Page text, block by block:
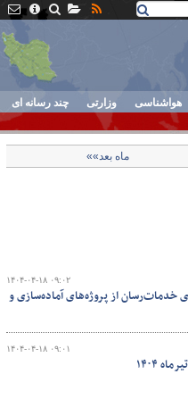
هواشناسی وزارتی چند رسانه ای
ماه بعد»»
۱۴۰۴-۰۴-۱۸ ۰۹:۰۲
خدمات‌رسان از پروژه‌های آماده‌سازی و
۱۴۰۴-۰۴-۱۸ ۰۹:۰۱